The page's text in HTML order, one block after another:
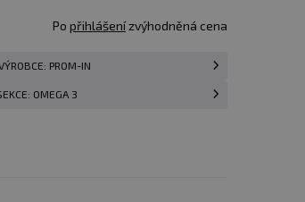
Po přihlášenízvýhodněná cena
PROM-IN
OMEGA 3